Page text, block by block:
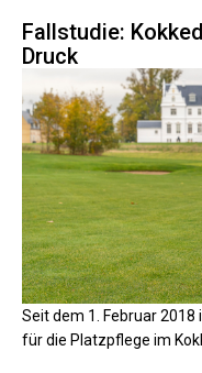
Fallstudie:
Druck
Seit dem 1. Februar
für die Platzpflege im